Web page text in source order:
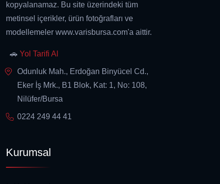
kopyalanamaz. Bu site üzerindeki tüm
metinsel içerikler, ürün fotoğrafları ve
modellemeler www.varisbursa.com'a aittir.
🚗 Yol Tarifi Al
Odunluk Mah., Erdoğan Binyücel Cd.,
Eker İş Mrk., B1 Blok, Kat: 1, No: 108,
Nilüfer/Bursa
0224 249 44 41
Kurumsal